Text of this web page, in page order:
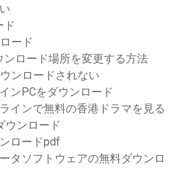
ド
ード
ロード場所を変更する方法
ンロードされない
ンPCをダウンロード
インで無料の香港ドラマを見る
ウンロード
ロードpdf
タソフトウェアの無料ダウンロ